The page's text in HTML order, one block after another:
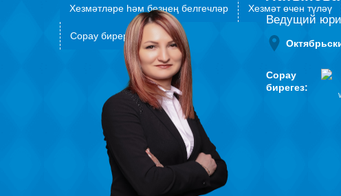
Хезмәтләре һәм безнең белгечләр Хезмәт өчен түләү
Сорау бирергә
Ведущий
Сорау
бирегез: